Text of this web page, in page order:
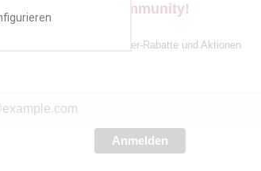
Teil der Miweba Community!
wieder exklusive Newsletter-Rabatte und Aktionen
Anmelden